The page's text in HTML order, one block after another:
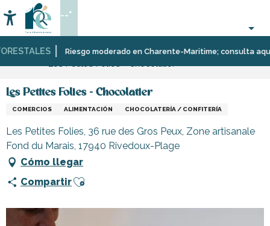
au
contenu
principal
Riesgo moderado en Charente-Maritime; consulta aquí
Accessibilité
Buscar
--°
Página Web InfórmeseTiendas
Les Petites Folies - Chocolatier
COMERCIOS ALIMENTACIÓN CHOCOLATERÍA / CONFITERÍA
Les Petites Folies, 36 rue des Gros Peux, Zone artisanale
Fond du Marais, 17940 Rivedoux-Plage
Cómo llegar
CompartirAjouter aux favoris